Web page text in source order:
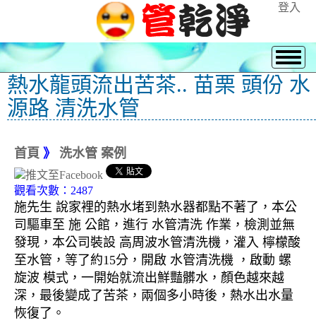
登入
熱水龍頭流出苦茶.. 苗栗 頭份 水
源路 清洗水管
首頁 》 洗水管 案例
觀看次數：2487
施先生 說家裡的熱水堵到熱水器都點不著了，本公
司驅車至 施 公館，進行 水管清洗 作業，檢測並無
發現，本公司裝設 高周波水管清洗機，灌入 檸檬酸
至水管，等了約15分，開啟 水管清洗機 ，啟動 螺
旋波 模式，一開始就流出鮮豔髒水，顏色越來越
深，最後變成了苦茶，兩個多小時後，熱水出水量
恢復了。